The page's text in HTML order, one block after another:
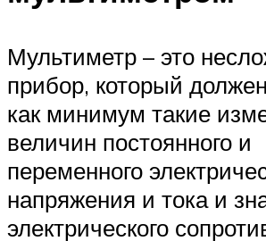
Мультиметр – это
прибор, который
как минимум такие
величин постоянного и
переменного
напряжения и тока и
электрического